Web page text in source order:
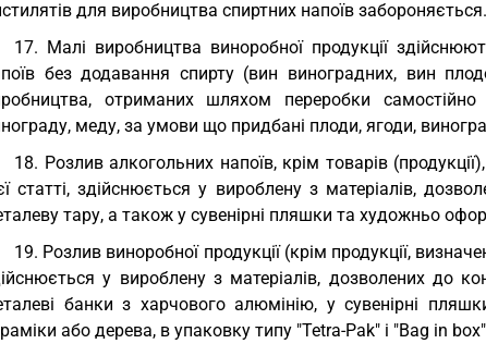
для виробництва спиртних напоїв забороняється.
17. Малі виробництва виноробної продукції
без додавання спирту (вин виноградних, вин
отриманих шляхом переробки
меду, за умови що придбані плоди, ягоди,
18. Розлив алкогольних напоїв, крім товарів
статті, здійснюється у вироблену з матеріалів,
тару, а також у сувенірні пляшки та художньо
19. Розлив виноробної продукції (крім продукції,
у вироблену з матеріалів, дозволених до
банки з харчового алюмінію, у сувенірні
або дерева, в упаковку типу "Tetra-Pak" і "Bag in